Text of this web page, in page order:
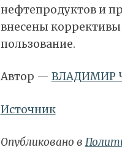
нефтепродуктов и
внесены коррективы
пользование.
Автор — ВЛАДИМИР
Источник
Опубликовано в